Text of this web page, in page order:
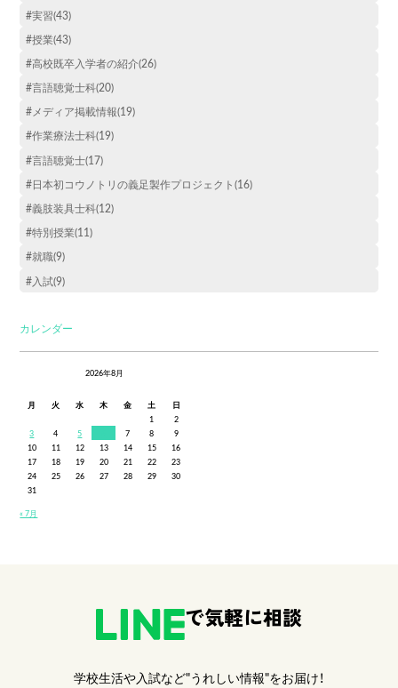
#実習(43)
#授業(43)
#高校既卒入学者の紹介(26)
#言語聴覚士科(20)
#メディア掲載情報(19)
#作業療法士科(19)
#言語聴覚士(17)
#日本初コウノトリの義足製作プロジェクト(16)
#義肢装具士科(12)
#特別授業(11)
#就職(9)
#入試(9)
カレンダー
2026年8月
月 火 水 木 金 土
日
1
2
3
4 5 7 8
9
10
11 12 13 14 15
16
17
18 19 20 21 22
23
24
25 26 27 28 29
30
31
« 7月
で気軽に相談
学校生活や入試など"うれしい情報"をお届け！